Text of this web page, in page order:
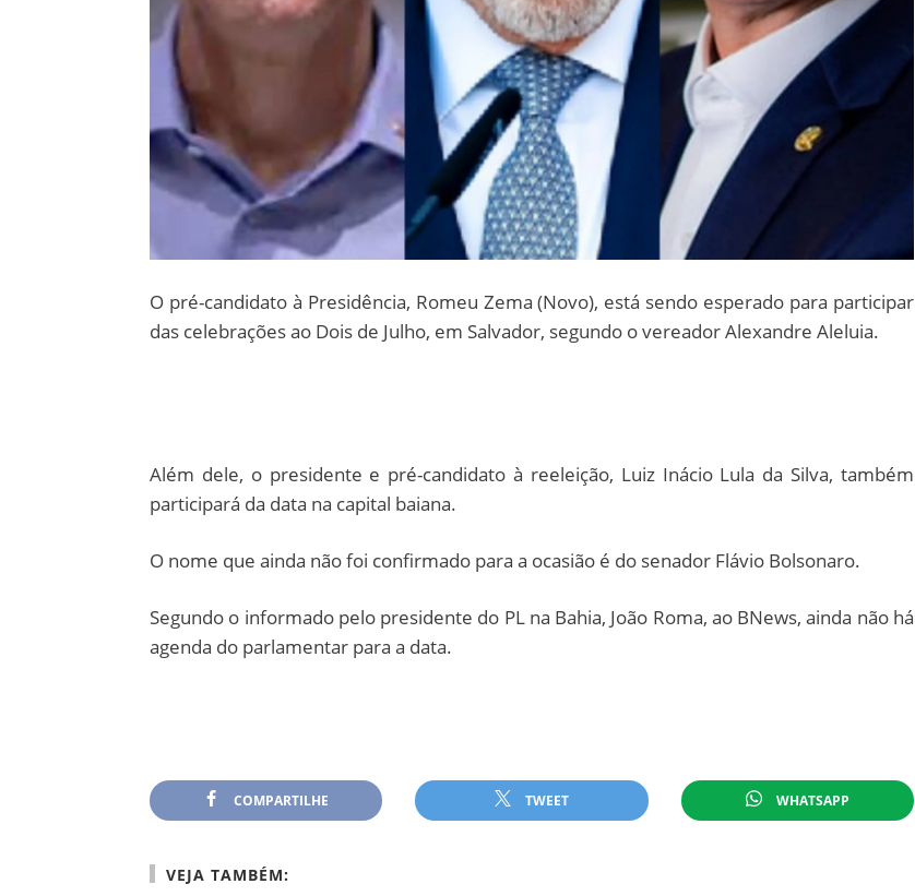
O pré-candidato à Presidência, Romeu Zema (Novo), está sendo esperado para participar
das celebrações ao Dois de Julho, em Salvador, segundo o vereador Alexandre Aleluia.
Além dele, o presidente e pré-candidato à reeleição, Luiz Inácio Lula da Silva, também
participará da data na capital baiana.
O nome que ainda não foi confirmado para a ocasião é do senador Flávio Bolsonaro.
Segundo o informado pelo presidente do PL na Bahia, João Roma, ao BNews, ainda não há
agenda do parlamentar para a data.
COMPARTILHE TWEET WHATSAPP
VEJA TAMBÉM: